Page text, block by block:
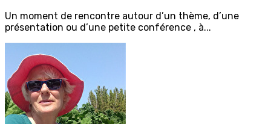
Un moment de rencontre autour d’un thème, d’une
présentation ou d’une petite conférence , à...